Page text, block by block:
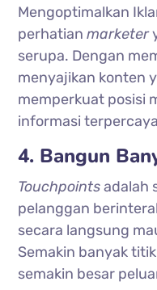
Mengoptimalkan
perhatianmarketer
serupa. Dengan
menyajikan konten
memperkuat posisi
informasi
4. Bangun
Touchpointsadalah
pelanggan
secara langsung
Semakin banyak
semakin besar